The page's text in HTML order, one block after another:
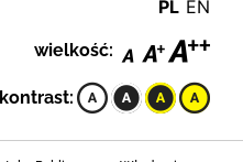
PL EN
wielkość:
kontrast: